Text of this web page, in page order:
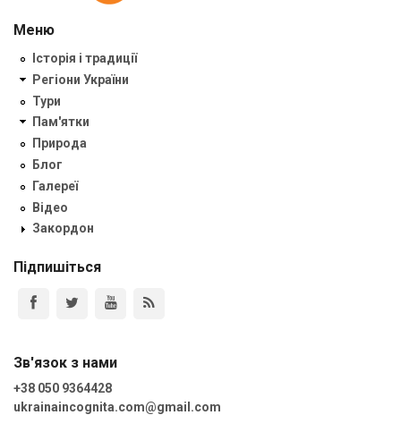
Меню
Історія і традиції
Регіони України
Тури
Пам'ятки
Природа
Блог
Галереї
Відео
Закордон
Підпишіться
Зв'язок з нами
+38 050 9364428
ukrainaincognita.com@gmail.com